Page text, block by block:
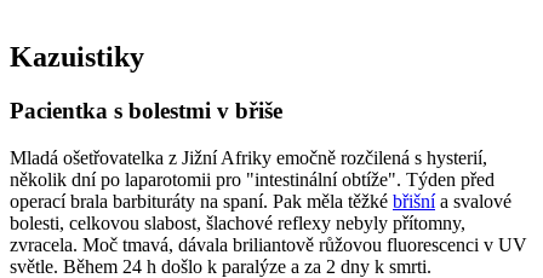
Kazuistiky
Pacientka s bolestmi v břiše
Mladá ošetřovatelka z Jižní Afriky emočně rozčilená s hysterií,
několik dní po laparotomii pro "intestinální obtíže". Týden před
operací brala barbituráty na spaní. Pak měla těžké břišnía svalové
bolesti, celkovou slabost, šlachové reflexy nebyly přítomny,
zvracela. Moč tmavá, dávala briliantově růžovou fluorescenci v UV
světle. Během 24 h došlo k paralýze a za 2 dny k smrti.